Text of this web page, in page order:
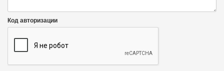
Код авторизации